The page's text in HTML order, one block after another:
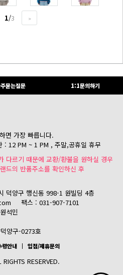
1/3 >
묻는질문 1:1문의하기
면 가장 빠릅니다.
: 12 PM ~ 1 PM , 주말,공휴일 휴무
다르기 때문에 교환/환불을 원하실 경우
드의 반품주소를 확인하신 후
덕양구 행신동 998-1 원빌딩 4층
팩스 : 031-907-7101
석민
양구-0273호
령안내 입점/제휴문의
RESERVED.